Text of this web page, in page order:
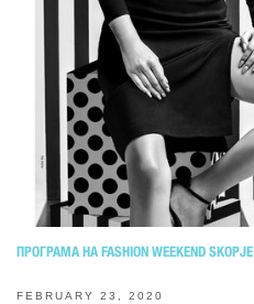
ПРОГРАМА НА FASHION WEEKEND SKOPJE
FEBRUARY 23, 2020